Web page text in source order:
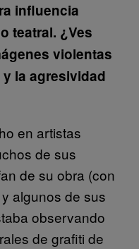
influencia
teatral. ¿Ves
violentas
la agresividad
en artistas
de sus
de su obra (con
algunos de sus
observando
de grafiti de